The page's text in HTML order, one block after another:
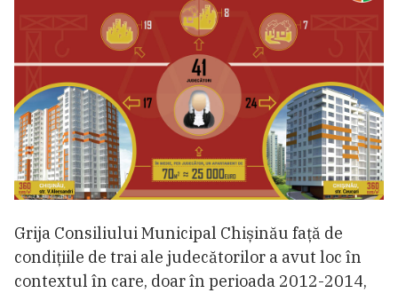
Grija Consiliului Municipal Chișinău față de
condițiile de trai ale judecătorilor a avut loc în
contextul în care, doar în perioada 2012-2014,